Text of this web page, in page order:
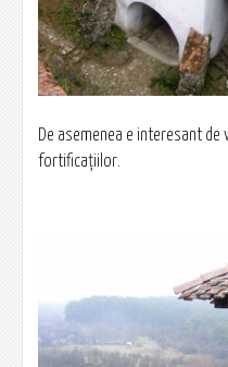
De asemenea e interesant
fortificaţiilor.